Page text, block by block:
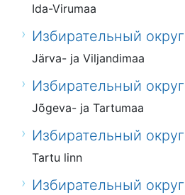
Ida-Virumaa
Избирательный
Järva- ja Viljandimaa
Избирательный
Jõgeva- ja Tartumaa
Избирательный
Tartu linn
Избирательный